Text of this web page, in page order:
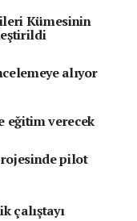
Kümesinin
alıyor
eğitim verecek
pilot
çalıştayı